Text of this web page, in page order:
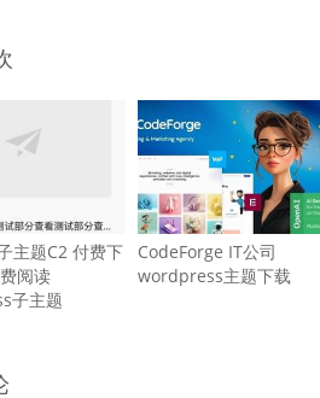
主题C2 付费下
阅读
子主题
CodeForge IT公司
wordpress主题下载